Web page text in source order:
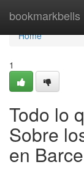
bookmarkbells
Home
Home
1
Todo lo
Sobre
en